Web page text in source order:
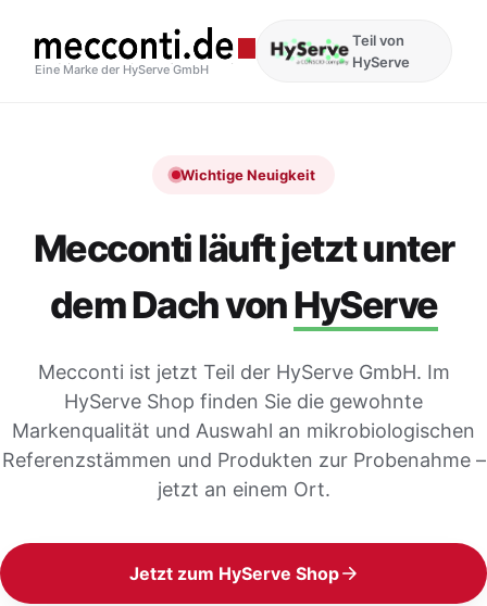
Eine Marke der HyServe GmbH
Teil von
HyServe
Wichtige Neuigkeit
Mecconti läuft jetzt unter
dem Dach vonHyServe
Mecconti ist jetzt Teil der HyServe GmbH. Im
HyServe Shop finden Sie die gewohnte
Markenqualität und Auswahl an mikrobiologischen
Referenzstämmen und Produkten zur Probenahme –
jetzt an einem Ort.
Jetzt zum HyServe Shop